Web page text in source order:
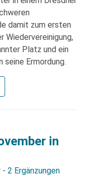
damit zum ersten
Wiedervereinigung,
Platz und ein
Ermordung.
in
- 2 Ergänzungen